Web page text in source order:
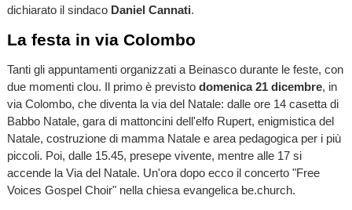
dichiarato il sindaco Daniel Cannati.
La festa in via Colombo
Tanti gli appuntamenti organizzati a Beinasco durante le feste, con
due momenti clou. Il primo è previsto domenica 21 dicembre, in
via Colombo, che diventa la via del Natale: dalle ore 14 casetta di
Babbo Natale, gara di mattoncini dell'elfo Rupert, enigmistica del
Natale, costruzione di mamma Natale e area pedagogica per i più
piccoli. Poi, dalle 15.45, presepe vivente, mentre alle 17 si
accende la Via del Natale. Un'ora dopo ecco il concerto "Free
Voices Gospel Choir" nella chiesa evangelica be.church.